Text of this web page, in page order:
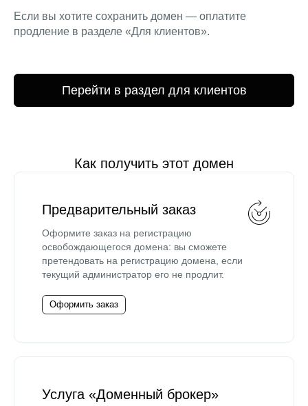
Если вы хотите сохранить домен — оплатите
продление в разделе «Для клиентов».
Перейти в раздел для клиентов
Как получить этот домен
Предварительный заказ
Оформите заказ на регистрацию
освобождающегося домена: вы сможете
претендовать на регистрацию домена, если
текущий администратор его не продлит.
Оформить заказ
Услуга «Доменный брокер»